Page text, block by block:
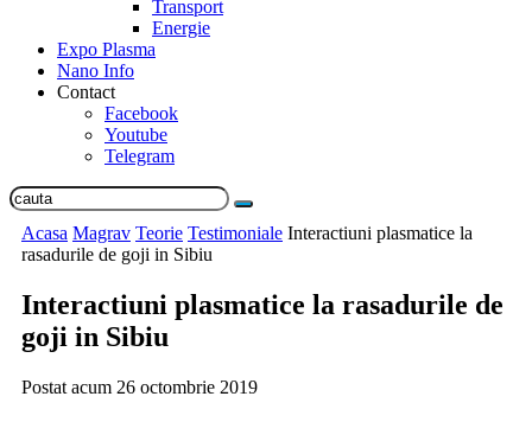
Transport
Energie
Expo Plasma
Nano Info
Contact
Facebook
Youtube
Telegram
Acasa Magrav Teorie Testimoniale Interactiuni plasmatice la
rasadurile de goji in Sibiu
Interactiuni plasmatice la rasadurile de
goji in Sibiu
Postat acum 26 octombrie 2019